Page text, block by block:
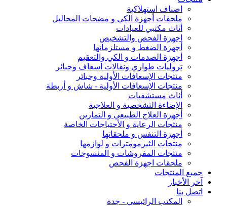
اصناف استهلاكية
ملحقات أجهزة الكي و مضحات المحاليل
أثاث مكتبي للعيادات
اجهزة الفحص والتشخيص
أجهزة الضغط و مستلزماتها
أجهزة الصدمات و الكي والتعقيم
تروليات طواري ونقالات اسعاف وجبائر
منتجات الإسعافات الأولية وجبائر
منتجات الإسعافات الأولية - شاش و أربطة
أثاث مستشفيات
الإضاءة التشخصية و العلاجية
أجهزة العلاج الطبيعي و التمارين
منتجات الرعاية و الأحتياجات الخاصة
أجهزة التنفس و ملحقاتها
منتجات الثيرمومترات و لوازمها
منتجات المفروشات و المنسوجات
ملحقات اجهزة الفحص
جميع المنتجات
آخر الأخبار
اتصل بنا
المكتب الرائيسي - جدة